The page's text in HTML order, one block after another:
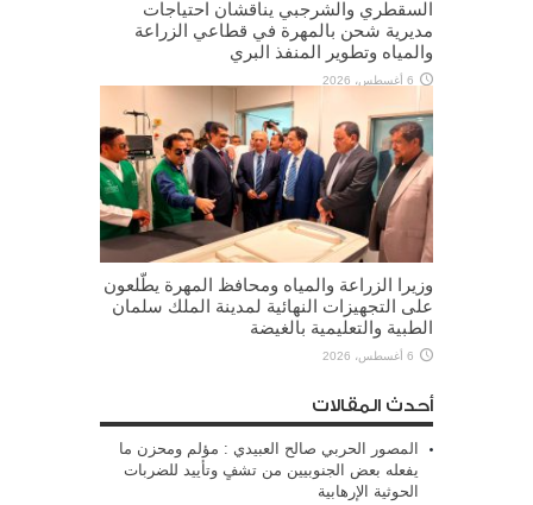
السقطري والشرجبي يناقشان احتياجات
مديرية شحن بالمهرة في قطاعي الزراعة
والمياه وتطوير المنفذ البري
6 أغسطس، 2026
وزيرا الزراعة والمياه ومحافظ المهرة يطّلعون
على التجهيزات النهائية لمدينة الملك سلمان
الطبية والتعليمية بالغيضة
6 أغسطس، 2026
أحدث المقالات
المصور الحربي صالح العبيدي : مؤلم ومحزن ما
يفعله بعض الجنوبيين من تشفٍ وتأييد للضربات
الحوثية الإرهابية